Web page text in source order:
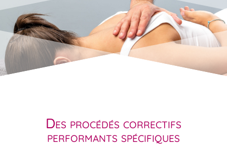
Des procédés correctifs
performants spécifiques